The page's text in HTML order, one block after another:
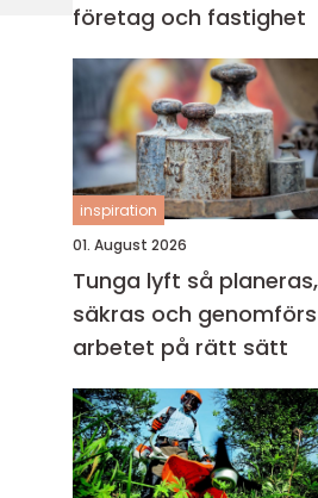
företag och fastighet
inspiration
01. August 2026
Tunga lyft så planeras,
säkras och genomförs
arbetet på rätt sätt